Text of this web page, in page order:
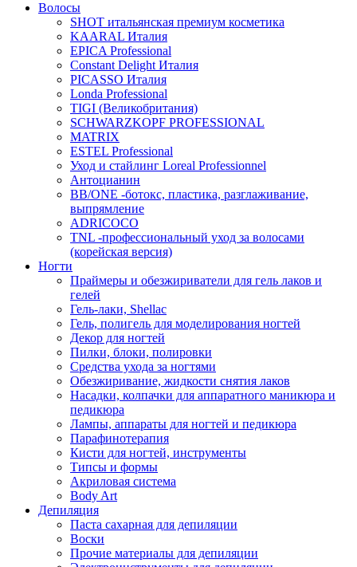
Волосы
SHOT итальянская премиум косметика
KAARAL Италия
EPICA Professional
Constant Delight Италия
PICASSO Италия
Londa Professional
TIGI (Великобритания)
SCHWARZKOPF PROFESSIONAL
MATRIX
ESTEL Professional
Уход и стайлинг Loreal Professionnel
Антоцианин
BB/ONE -ботокс, пластика, разглаживание,
выпрямление
ADRICOCO
TNL -профессиональный уход за волосами
(корейская версия)
Ногти
Праймеры и обезжириватели для гель лаков и
гелей
Гель-лаки, Shellac
Гель, полигель для моделирования ногтей
Декор для ногтей
Пилки, блоки, полировки
Средства ухода за ногтями
Обезжиривание, жидкости снятия лаков
Насадки, колпачки для аппаратного маникюра и
педикюра
Лампы, аппараты для ногтей и педикюра
Парафинотерапия
Кисти для ногтей, инструменты
Типсы и формы
Акриловая система
Body Art
Депиляция
Паста сахарная для депиляции
Воски
Прочие материалы для депиляции